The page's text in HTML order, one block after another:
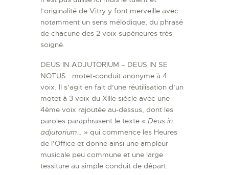
l’originalité de Vitry y font merveille avec
notamment un sens mélodique, du phrasé
de chacune des 2 voix supérieures très
soigné.
DEUS IN ADJUTORIUM – DEUS IN SE
NOTUS : motet-conduit anonyme à 4
voix. Il s’agit en fait d’une réutilisation d’un
motet à 3 voix du XIIIe siècle avec une
4ème voix rajoutée au-dessus, dont les
paroles paraphrasent le texte « Deus in
adjutorium… » qui commence les Heures
de l’Office et donne ainsi une ampleur
musicale peu commune et une large
tessiture au simple conduit de départ.